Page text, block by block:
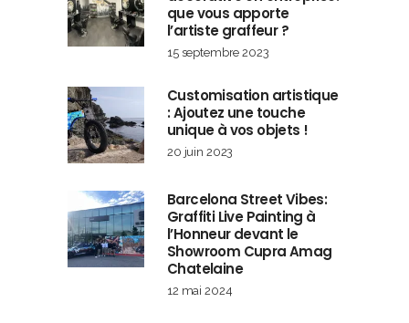
que vous apporte
l’artiste graffeur ?
15 septembre 2023
Customisation artistique
: Ajoutez une touche
unique à vos objets !
20 juin 2023
Barcelona Street Vibes:
Graffiti Live Painting à
l’Honneur devant le
Showroom Cupra Amag
Chatelaine
12 mai 2024